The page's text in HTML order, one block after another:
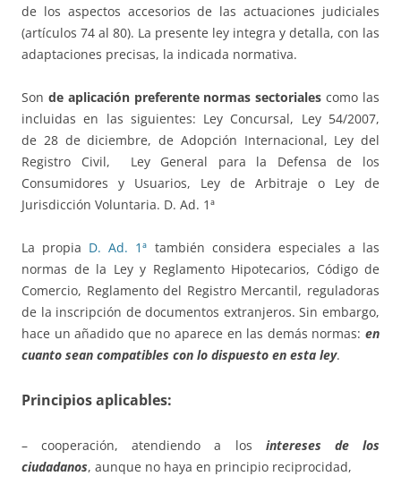
de los aspectos accesorios de las actuaciones judiciales
(artículos 74 al 80). La presente ley integra y detalla, con las
adaptaciones precisas, la indicada normativa.
Son de aplicación preferente normas sectorialescomo las
incluidas en las siguientes: Ley Concursal, Ley 54/2007,
de 28 de diciembre, de Adopción Internacional, Ley del
Registro Civil, Ley General para la Defensa de los
Consumidores y Usuarios, Ley de Arbitraje o Ley de
Jurisdicción Voluntaria. D. Ad. 1ª
La propia D. Ad. 1ª también considera especiales a las
normas de la Ley y Reglamento Hipotecarios, Código de
Comercio, Reglamento del Registro Mercantil, reguladoras
de la inscripción de documentos extranjeros. Sin embargo,
hace un añadido que no aparece en las demás normas: en
cuanto sean compatibles con lo dispuesto en esta ley.
Principios aplicables:
– cooperación, atendiendo a los intereses de los
ciudadanos, aunque no haya en principio reciprocidad,